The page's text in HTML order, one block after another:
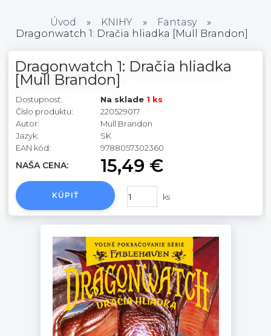
Úvod » KNIHY » Fantasy
»
Dragonwatch 1: Dračia hliadka [Mull Brandon]
Dragonwatch 1: Dračia hliadka
[Mull Brandon]
Dostupnosť: Na sklade 1 ks
Číslo produktu:
220529017
Autor:
Mull Brandon
Jazyk:
SK
EAN kód:
9788057302360
NAŠA CENA: 15,49 €
ks
KÚPIŤ